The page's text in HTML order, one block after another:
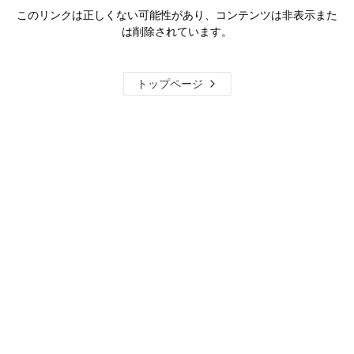
このリンクは正しくない可能性があり、コンテンツは非表示また
は削除されています。
トップページ